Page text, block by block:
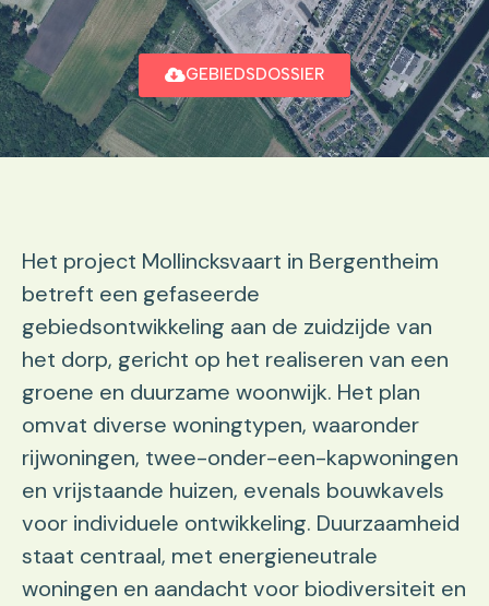
GEBIEDSDOSSIER
Het project Mollincksvaart in Bergentheim
betreft een gefaseerde
gebiedsontwikkeling aan de zuidzijde van
het dorp, gericht op het realiseren van een
groene en duurzame woonwijk. Het plan
omvat diverse woningtypen, waaronder
rijwoningen, twee-onder-een-kapwoningen
en vrijstaande huizen, evenals bouwkavels
voor individuele ontwikkeling. Duurzaamheid
staat centraal, met energieneutrale
woningen en aandacht voor biodiversiteit en